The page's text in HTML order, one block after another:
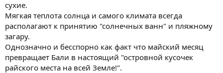
сухие.
Мягкая теплота солнца и самого климата всегда
располагают к принятию "солнечных ванн" и пляжному
загару.
Однозначно и бесспорно как факт что майский месяц
превращает Бали в настоящий "островной кусочек
райского места на всей Земле!".